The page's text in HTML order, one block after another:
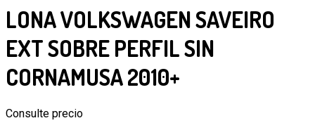
LONA VOLKSWAGEN SAVEIRO
EXT SOBRE PERFIL SIN
CORNAMUSA 2010+
Consulte precio